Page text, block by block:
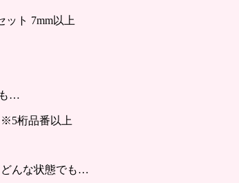
ト 7mm以上
…
※5桁品番以上
どんな状態でも…